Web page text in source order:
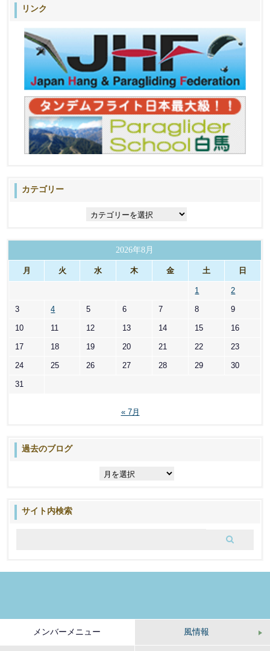
リンク
カテゴリー
ー
2026年8月
月 火 水 木 金 土 日
1 2
3 4 5 6 7 8 9
10 11 12 13 14 15 16
17 18 19 20 21 22 23
24 25 26 27 28 29 30
31
« 7月
過去のブログ
サイト内検索
メンバーメニュー 風情報